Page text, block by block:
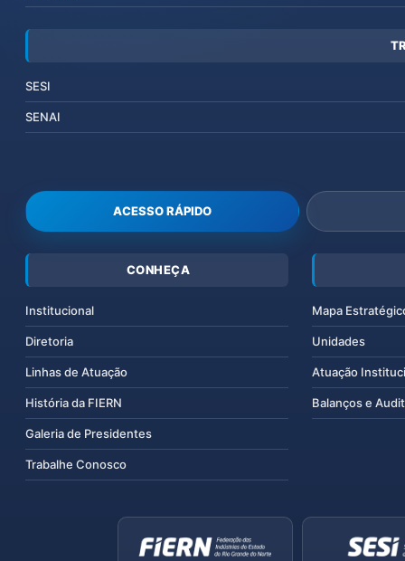
SESI
SENAI
ACESSO RÁPIDO
CONHEÇA
Institucional
Diretoria
Linhas de Atuação
História da FIERN
Galeria de Presidentes
Trabalhe Conosco
Mapa
Unidades
Atuação
Balanços e